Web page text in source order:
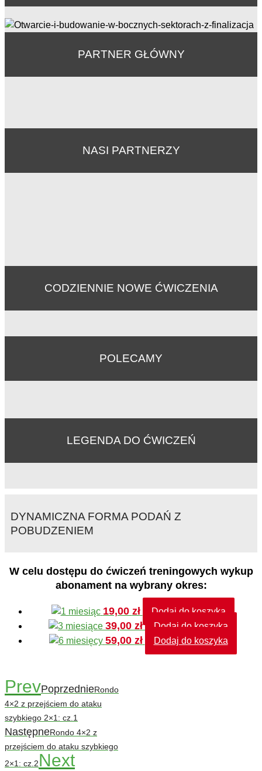
PARTNER GŁÓWNY
NASI PARTNERZY
CODZIENNIE NOWE ĆWICZENIA
POLECAMY
LEGENDA DO ĆWICZEŃ
DYNAMICZNA FORMA PODAŃ Z
POBUDZENIEM
W celu dostępu do ćwiczeń treningowych wykup
abonament na wybrany okres:
19,00 zł Dodaj do koszyka
39,00 zł Dodaj do koszyka
59,00 zł Dodaj do koszyka
PrevPoprzednieRondo
4×2 z przejściem do ataku
szybkiego 2×1: cz.1
NastępneRondo 4×2 z
przejściem do ataku szybkiego
2×1: cz.2Next